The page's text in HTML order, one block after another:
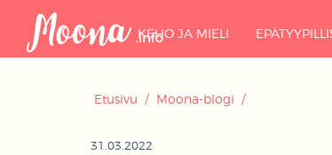
KEHO JA MIELI
Etusivu / Moona-blogi /
31.03.2022